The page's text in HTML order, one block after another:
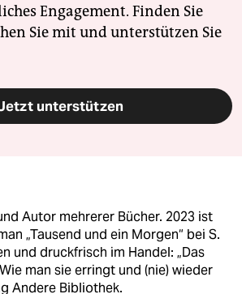
Engagement. Finden Sie
Sie mit und unterstützen Sie
unterstützen
Autor mehrerer Bücher. 2023 ist
„Tausend und ein Morgen“ bei S.
und druckfrisch im Handel: „Das
man sie erringt und (nie) wieder
Andere Bibliothek.